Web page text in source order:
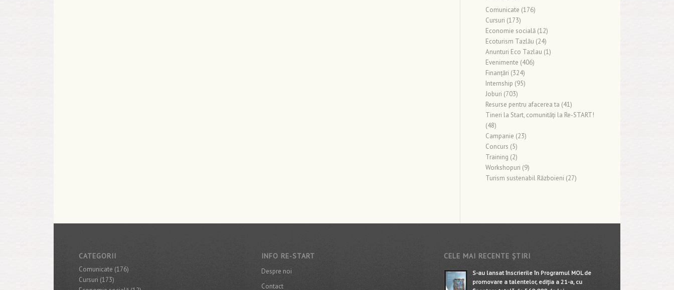
Comunicate (176)
Cursuri (173)
Economie socială (12)
Ecoturism Tazlău (24)
Anunturi Eco Tazlau (1)
Evenimente (406)
Finanţări (324)
Internship (95)
Joburi (703)
Resurse pentru afacerea ta (41)
Tineri la Start, comunități la Re-START!
(48)
Campanie (23)
Concurs (5)
Training (2)
Workshopuri (9)
Turism sustenabil Războieni (27)
CATEGORII
Comunicate (176)
Cursuri (173)
INFO RE-START
Despre noi
Contact
CELE MAI RECENTE ȘTIRI
S-au lansat înscrierile în Programul MOL de
promovare a talentelor, ediția a 21-a, cu